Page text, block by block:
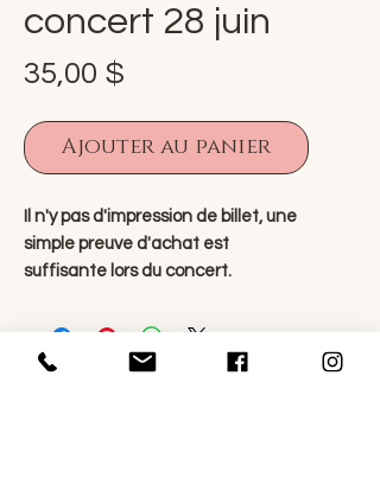
concert 28 juin
35,00 $
Ajouter au panier
Il n'y pas d'impression de billet, une
simple preuve d'achat est
suffisante lors du concert.
Le concert se déroulera dans les
champs de pivoines (si la